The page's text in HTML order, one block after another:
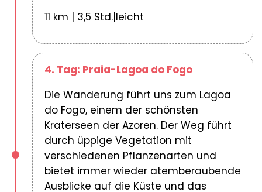
11 km | 3,5 Std.|leicht
4. Tag: Praia-Lagoa do Fogo
Die Wanderung führt uns zum Lagoa
do Fogo, einem der schönsten
Kraterseen der Azoren. Der Weg führt
durch üppige Vegetation mit
verschiedenen Pflanzenarten und
bietet immer wieder atemberaubende
Ausblicke auf die Küste und das